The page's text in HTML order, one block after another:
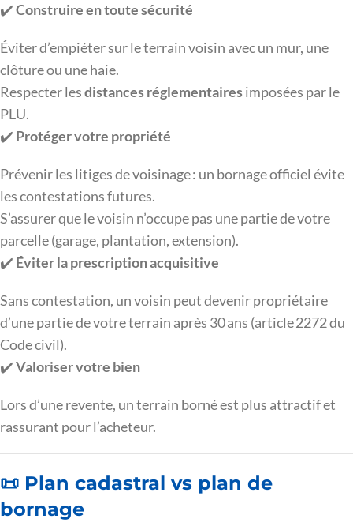
✔️Construire en toute sécurité
Éviter d’empiéter sur le terrain voisin avec un mur, une
clôture ou une haie.
Respecter lesdistances réglementairesimposées par le
PLU.
✔️ Protéger votre propriété
Prévenir les litiges de voisinage : un bornage officiel évite
les contestations futures.
S’assurer que le voisin n’occupe pas une partie de votre
parcelle (garage, plantation, extension).
✔️ Éviter la prescription acquisitive
Sans contestation, un voisin peut devenir propriétaire
d’une partie de votre terrain après 30 ans (article 2272 du
Code civil).
✔️Valoriser votre bien
Lors d’une revente, un terrain borné est plus attractif et
rassurant pour l’acheteur.
📜 Plan cadastral vs plan de
bornage